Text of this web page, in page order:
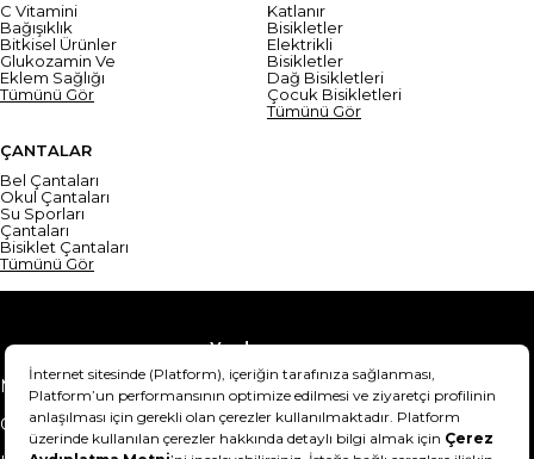
C Vitamini
Bağışıklık
Bitkisel Ürünler
Glukozamin Ve
Eklem Sağlığı
Tümünü Gör
Katlanır
Bisikletler
Elektrikli
Bisikletler
Dağ Bisikletleri
Çocuk Bisikletleri
Tümünü Gör
ÇANTALAR
Bel Çantaları
Okul Çantaları
Su Sporları
Çantaları
Bisiklet Çantaları
Tümünü Gör
Yardım
Mesafeli Satış Sözleşmesi
Teslimat Bilgisi
Gizlilik Sözleşmesi
Şartlar & Koşullar